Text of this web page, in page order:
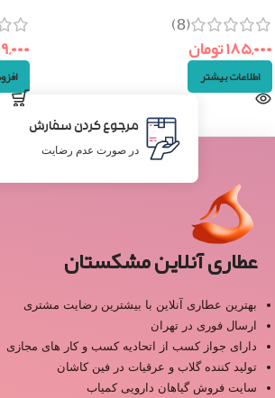
(8)
۱۸۵,۰۰۰تومان
اطلاعات بیشتر
مرجوع کردن سفارش
در صورت عدم رضایت
عطاری آنلاین مشکستان
بهترین عطاری آنلاین با بیشترین رضایت مشتری
ارسال فوری در تهران
دارای جواز کسب از اتحادیه کسب و کار های مجازی
تولید کننده گلاب و عرقیات در فین کاشان
سایت فروش گیاهان دارویی کمیاب